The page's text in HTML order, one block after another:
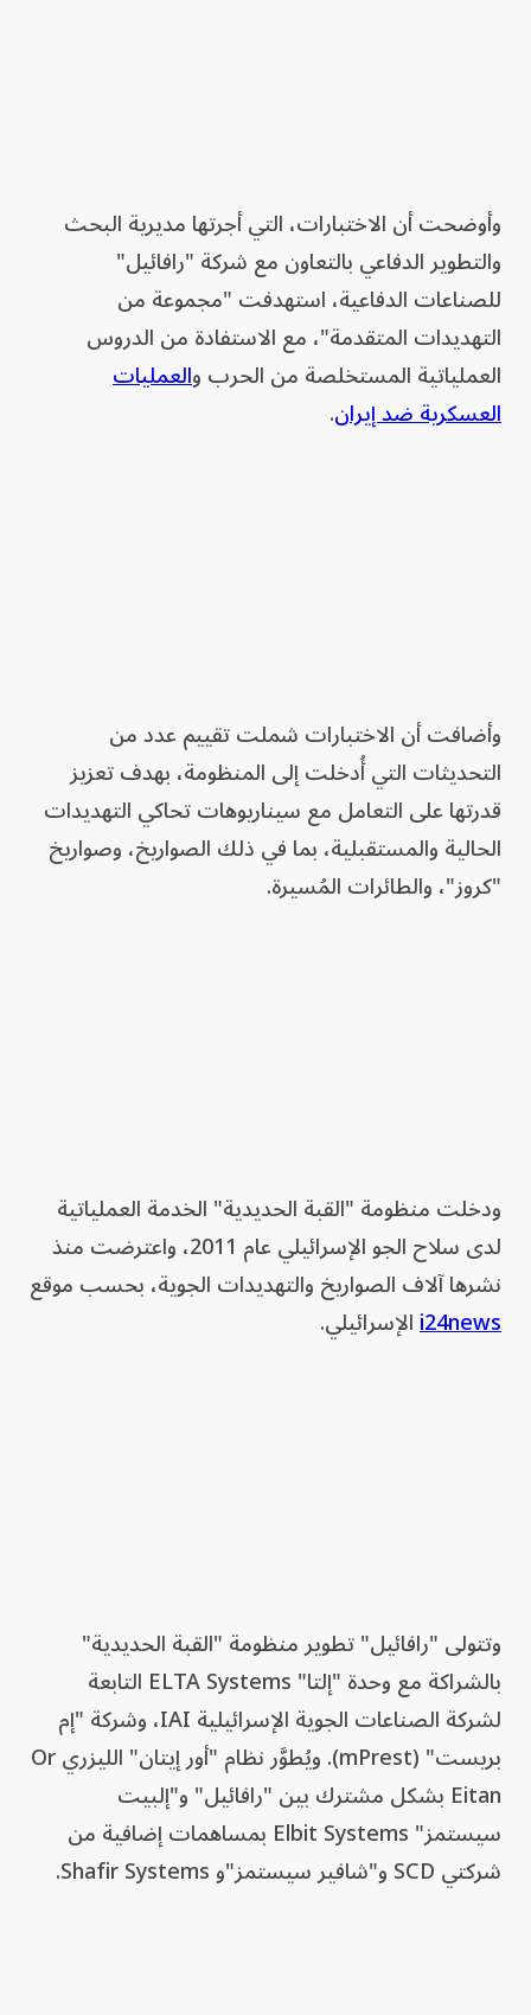
وأوضحت أن الاختبارات، التي أجرتها مديرية البحث
والتطوير الدفاعي بالتعاون مع شركة "رافائيل"
للصناعات الدفاعية، استهدفت "مجموعة من
التهديدات المتقدمة"، مع الاستفادة من الدروس
العملياتية المستخلصة من الحرب والعمليات
العسكرية ضد إيران.
وأضافت أن الاختبارات شملت تقييم عدد من
التحديثات التي أُدخلت إلى المنظومة، بهدف تعزيز
قدرتها على التعامل مع سيناريوهات تحاكي التهديدات
الحالية والمستقبلية، بما في ذلك الصواريخ، وصواريخ
"كروز"، والطائرات المُسيرة.
ودخلت منظومة "القبة الحديدية" الخدمة العملياتية
لدى سلاح الجو الإسرائيلي عام 2011، واعترضت منذ
نشرها آلاف الصواريخ والتهديدات الجوية، بحسب موقع
i24newsالإسرائيلي.
وتتولى "رافائيل" تطوير منظومة "القبة الحديدية"
بالشراكة مع وحدة "إلتا" ELTA Systems التابعة
لشركة الصناعات الجوية الإسرائيلية IAI، وشركة "إم
بريست" (mPrest). ويُطوَّر نظام "أور إيتان" الليزري Or
Eitan بشكل مشترك بين "رافائيل" و"إلبيت
سيستمز" Elbit Systems بمساهمات إضافية من
شركتي SCD و"شافير سيستمز"و Shafir Systems.